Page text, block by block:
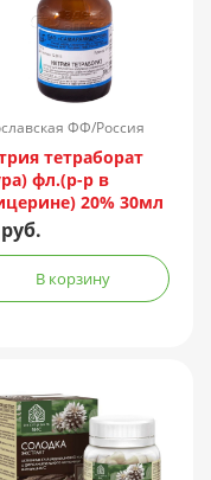
ФФ/Россия
тетраборат
фл.(р-р в
20% 30мл
В корзину